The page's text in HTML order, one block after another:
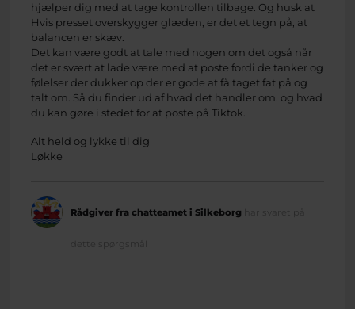
hjælper dig med at tage kontrollen tilbage. Og husk at
Hvis presset overskygger glæden, er det et tegn på, at
balancen er skæv.
Det kan være godt at tale med nogen om det også når
det er svært at lade være med at poste fordi de tanker og
følelser der dukker op der er gode at få taget fat på og
talt om. Så du finder ud af hvad det handler om. og hvad
du kan gøre i stedet for at poste på Tiktok.
Alt held og lykke til dig
Løkke
Rådgiver fra chatteamet i Silkeborg har svaret på
dette spørgsmål